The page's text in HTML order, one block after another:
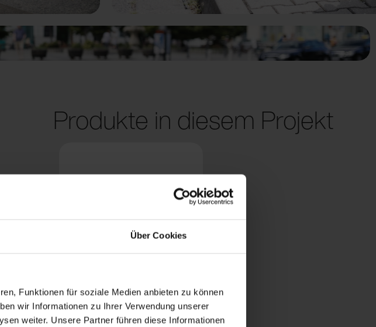
Über Cookies
Funktionen für soziale Medien anbieten zu können
wir Informationen zu Ihrer Verwendung unserer
weiter. Unsere Partner führen diese Informationen
Produkte in diesem Projekt
MALAGENO